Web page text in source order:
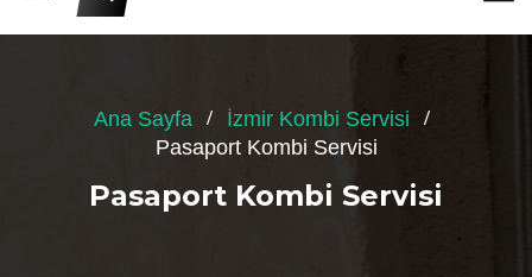
Ana Sayfa
İzmir Kombi Servisi
Pasaport Kombi Servisi
Pasaport Kombi Servisi